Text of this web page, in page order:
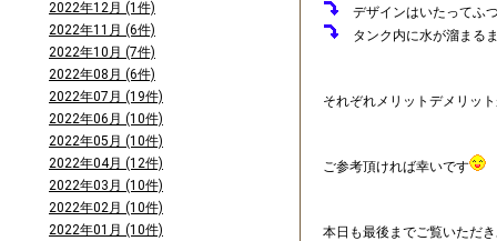
デザインはいたってふ
タンク内に水が溜まる
それぞれメリットデメリッ
ご参考頂ければ幸いです
本日も最後までご覧いただ
2022年12月 (1件)
2022年11月 (6件)
2022年10月 (7件)
2022年08月 (6件)
2022年07月 (19件)
2022年06月 (10件)
2022年05月 (10件)
2022年04月 (12件)
2022年03月 (10件)
2022年02月 (10件)
2022年01月 (10件)